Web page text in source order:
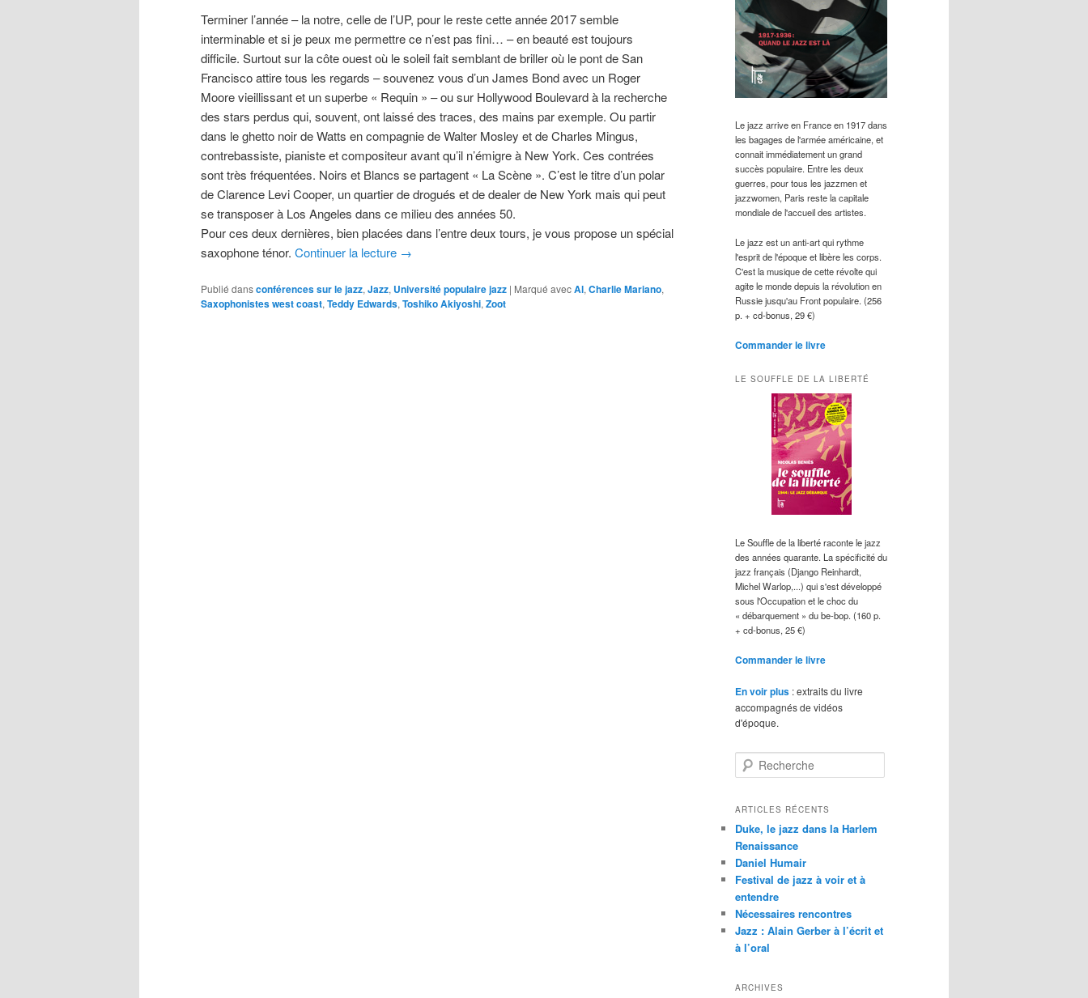
Terminer l’année – la notre, celle de l’UP, pour le reste cette année 2017 semble
interminable et si je peux me permettre ce n’est pas fini… – en beauté est toujours
difficile. Surtout sur la côte ouest où le soleil fait semblant de briller où le pont de San
Francisco attire tous les regards – souvenez vous d’un James Bond avec un Roger
Moore vieillissant et un superbe « Requin » – ou sur Hollywood Boulevard à la recherche
des stars perdus qui, souvent, ont laissé des traces, des mains par exemple. Ou partir
dans le ghetto noir de Watts en compagnie de Walter Mosley et de Charles Mingus,
contrebassiste, pianiste et compositeur avant qu’il n’émigre à New York. Ces contrées
sont très fréquentées. Noirs et Blancs se partagent « La Scène ». C’est le titre d’un polar
de Clarence Levi Cooper, un quartier de drogués et de dealer de New York mais qui peut
se transposer à Los Angeles dans ce milieu des années 50.
Pour ces deux dernières, bien placées dans l’entre deux tours, je vous propose un spécial
saxophone ténor. Continuer la lecture →
Publié dansconférences sur le jazz, Jazz, Université populaire jazz | Marqué avecAl, Charlie Mariano,
Saxophonistes west coast, Teddy Edwards, Toshiko Akiyoshi, Zoot
Le jazz arrive en France en 1917 dans
les bagages de l'armée américaine, et
connait immédiatement un grand
succès populaire. Entre les deux
guerres, pour tous les jazzmen et
jazzwomen, Paris reste la capitale
mondiale de l'accueil des artistes.
Le jazz est un anti-art qui rythme
l'esprit de l'époque et libère les corps.
C'est la musique de cette révolte qui
agite le monde depuis la révolution en
Russie jusqu'au Front populaire. (256
p. + cd-bonus, 29 €)
Commander le livre
LE SOUFFLE DE LA LIBERTÉ
Le Souffle de la liberté raconte le jazz
des années quarante. La spécificité du
jazz français (Django Reinhardt,
Michel Warlop,...) qui s'est développé
sous l'Occupation et le choc du
« débarquement » du be-bop. (160 p.
+ cd-bonus, 25 €)
Commander le livre
En voir plus : extraits du livre
accompagnés de vidéos
d'époque.
e
h
r
c
h
e
ARTICLES RÉCENTS
Duke, le jazz dans la Harlem
Renaissance
Daniel Humair
Festival de jazz à voir et à
entendre
Nécessaires rencontres
Jazz : Alain Gerber à l’écrit et
à l’oral
ARCHIVES